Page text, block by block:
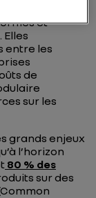
et
entre les
de
sur les
grands enjeux
l’horizon
80 % des
sur des